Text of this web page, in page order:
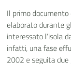
Il primo
elaborato durante
interessato l’isola
infatti, una fase
2002 e seguita